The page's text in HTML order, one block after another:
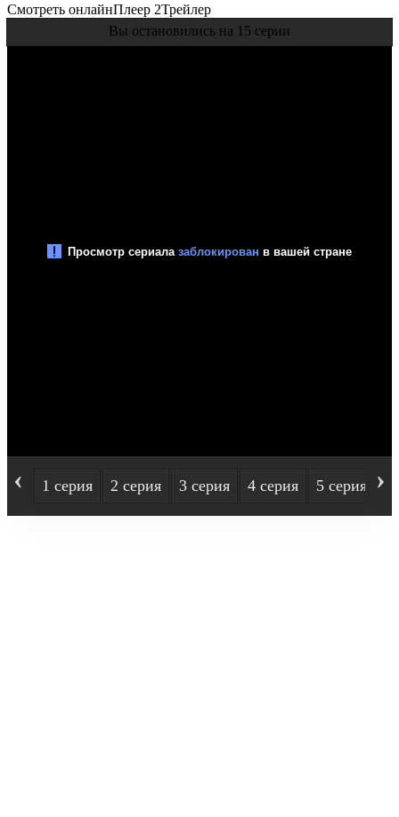
Смотреть онлайнПлеер 2Трейлер
Вы остановились на 15 серии
‹ 1 серия 2 серия 3 серия 4 серия 5 серия ›